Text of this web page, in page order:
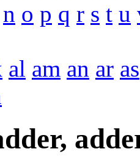
n o p q r s t u
al am an ar as